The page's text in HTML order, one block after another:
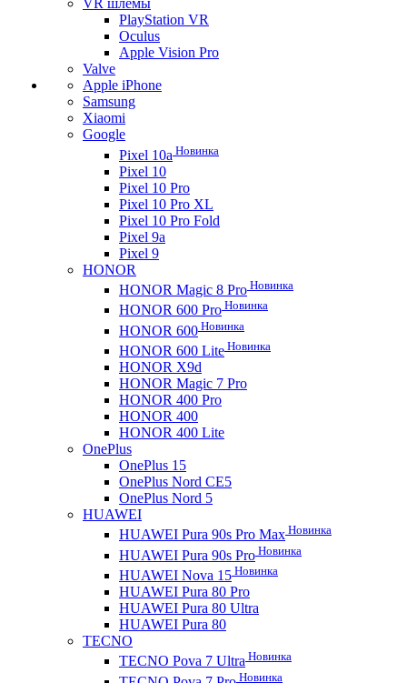
VR шлемы
PlayStation VR
Oculus
Apple Vision Pro
Valve
Apple iPhone
Samsung
Xiaomi
Google
Pixel 10a Новинка
Pixel 10
Pixel 10 Pro
Pixel 10 Pro XL
Pixel 10 Pro Fold
Pixel 9a
Pixel 9
HONOR
HONOR Magic 8 Pro Новинка
HONOR 600 Pro Новинка
HONOR 600 Новинка
HONOR 600 Lite Новинка
HONOR X9d
HONOR Magic 7 Pro
HONOR 400 Pro
HONOR 400
HONOR 400 Lite
OnePlus
OnePlus 15
OnePlus Nord CE5
OnePlus Nord 5
HUAWEI
HUAWEI Pura 90s Pro Max Новинка
HUAWEI Pura 90s Pro Новинка
HUAWEI Nova 15 Новинка
HUAWEI Pura 80 Pro
HUAWEI Pura 80 Ultra
HUAWEI Pura 80
TECNO
TECNO Pova 7 Ultra Новинка
Новинка